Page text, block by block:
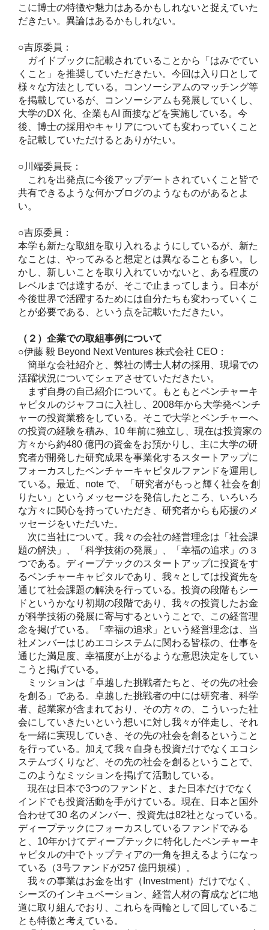
こに博士の特徴や魅力はあるかもしれないと捉えていた
だきたい。異論はあるかもしれない。
○吉原委員：
ガイドブックに記載されていることから「はみでてい
くこと」を推奨していただきたい。今回は入り口として
様々な方法としている。コンソーシアムのマッチング等
を掲載しているが、コンソーシアムも発展していくし、
大学のDX 化、企業もAI 面接などを実施している。今
後、博士の採用やキャリアについても変わっていくこと
を記載していただけるとありがたい。
○川端委員長：
これを出発点に今後アップデートされていくこと皆で
共有できるような何かブログのようなものがあるとよ
い。
○吉原委員：
本学も新たな取組を取り入れるようにしているが、新た
なことは、やってみると想定とは異なることも多い。し
かし、新しいことを取り入れていかないと、ある程度の
レベルまでは達するが、そこで止まってしまう。日本が
今後世界で活躍するためには自分たちも変わっていくこ
とが必要である、という点を記載いただきたい。
（２）企業での取組事例について
○伊藤 毅 Beyond Next Ventures 株式会社 CEO：
簡単な会社紹介と、弊社の博士人材の採用、現場での
活躍状況についてシェアさせていただきたい。
まず自身の自己紹介について。もともとベンチャーキ
ャピタルのジャフコに入社し、2008年から大学発ベンチ
ャーの投資業務をしている。そこで大学とベンチャーへ
の投資の経験を積み、10 年前に独立し、現在は投資家の
方々から約480 億円の資金をお預かりし、主に大学の研
究者が開発した研究成果を事業化するスタートアップに
フォーカスしたベンチャーキャピタルファンドを運用し
ている。最近、note で、「研究者がもっと輝く社会を創
りたい」というメッセージを発信したところ、いろいろ
な方々に関心を持っていただき、研究者からも応援のメ
ッセージをいただいた。
次に当社について。我々の会社の経営理念は「社会課
題の解決」、「科学技術の発展」、「幸福の追求」の３
つである。ディープテックのスタートアップに投資をす
るベンチャーキャピタルであり、我々としては投資先を
通じて社会課題の解決を行っている。投資の段階もシー
ドというかなり初期の段階であり、我々の投資したお金
が科学技術の発展に寄与するということで、この経営理
念を掲げている。「幸福の追求」という経営理念は、当
社メンバーはじめエコシステムに関わる皆様の、仕事を
通じた満足度、幸福度が上がるような意思決定をしてい
こうと掲げている。
ミッションは「卓越した挑戦者たちと、その先の社会
を創る」である。卓越した挑戦者の中には研究者、科学
者、起業家が含まれており、その方々の、こういった社
会にしていきたいという想いに対し我々が伴走し、それ
を一緒に実現していき、その先の社会を創るということ
を行っている。加えて我々自身も投資だけでなくエコシ
ステムづくりなど、その先の社会を創るということで、
このようなミッションを掲げて活動している。
現在は日本で3つのファンドと、また日本だけでなく
インドでも投資活動を手がけている。現在、日本と国外
合わせて30 名のメンバー、投資先は82社となっている。
ディープテックにフォーカスしているファンドでみる
と、10年かけてディープテックに特化したベンチャーキ
ャピタルの中でトップティアの一角を担えるようになっ
ている（3号ファンドが257 億円規模）。
我々の事業はお金を出す（Investment）だけでなく、
シーズのインキュベーション、経営人材の育成などに地
道に取り組んでおり、これらを両輪として回しているこ
とも特徴と考えている。